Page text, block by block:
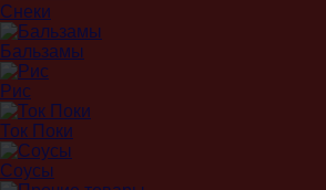
Снеки
Бальзамы
Рис
Ток Поки
Соусы